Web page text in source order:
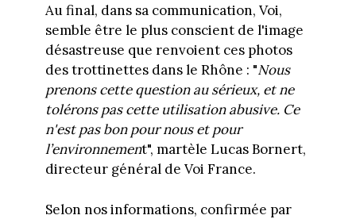
Au final, dans sa communication, Voi,
semble être le plus conscient de l'image
désastreuse que renvoient ces photos
des trottinettes dans le Rhône : "Nous
prenons cette question au sérieux, et ne
tolérons pas cette utilisation abusive. Ce
n'est pas bon pour nous et pour
l’environnement", martèle Lucas Bornert,
directeur général de Voi France.
Selon nos informations, confirmée par